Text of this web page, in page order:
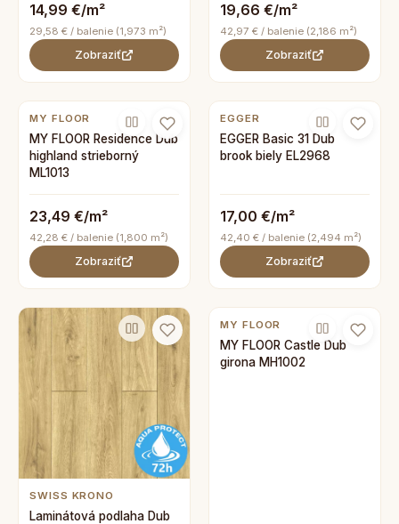
14,99 €/m²
29,58 € / balenie (1,973 m²)
Zobraziť
19,66 €/m²
42,97 € / balenie (2,186 m²)
Zobraziť
MY FLOOR
MY FLOOR Residence Dub
highland strieborný
ML1013
23,49 €/m²
42,28 € / balenie (1,800 m²)
Zobraziť
EGGER
EGGER Basic 31 Dub
brook biely EL2968
17,00 €/m²
42,40 € / balenie (2,494 m²)
Zobraziť
SWISS KRONO
Laminátová podlaha Dub
MY FLOOR
MY FLOOR Castle Dub
girona MH1002